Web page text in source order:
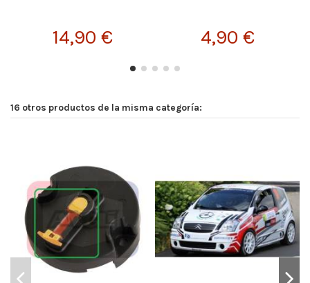
14,90 € 4,90 €
16 otros productos de la misma categoría: